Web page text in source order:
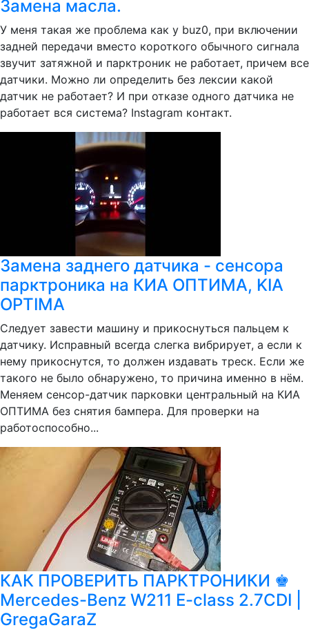
Замена масла.
У меня такая же проблема как у buz0, при включении
задней передачи вместо короткого обычного сигнала
звучит затяжной и парктроник не работает, причем все
датчики. Можно ли определить без лексии какой
датчик не работает? И при отказе одного датчика не
работает вся система? Instagram контакт.
Замена заднего датчика - сенсора
парктроника на КИА ОПТИМА, KIA
OPTIMA
Следует завести машину и прикоснуться пальцем к
датчику. Исправный всегда слегка вибрирует, а если к
нему прикоснутся, то должен издавать треск. Если же
такого не было обнаружено, то причина именно в нём.
Меняем сенсор-датчик парковки центральный на КИА
ОПТИМА без снятия бампера. Для проверки на
работоспособно...
КАК ПРОВЕРИТЬ ПАРКТРОНИКИ ♚
Mercedes-Benz W211 E-class 2.7CDI |
GregaGaraZ